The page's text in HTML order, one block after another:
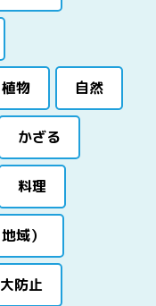
植物 自然
かざる
料理
域）
防止